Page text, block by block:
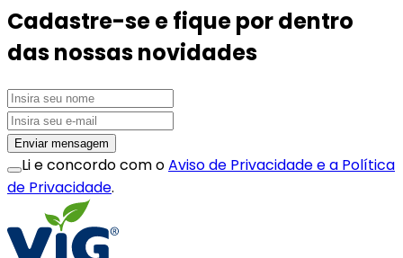
Cadastre-se e fique por dentro
das nossas novidades
Enviar mensagem
Li e concordo com oAviso de Privacidade e a Política
de Privacidade.